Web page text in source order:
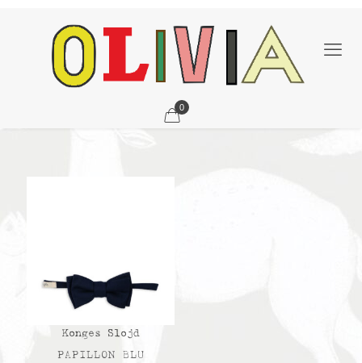
0
Konges Slojd
PAPILLON BLU